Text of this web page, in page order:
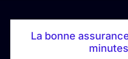
La bonne